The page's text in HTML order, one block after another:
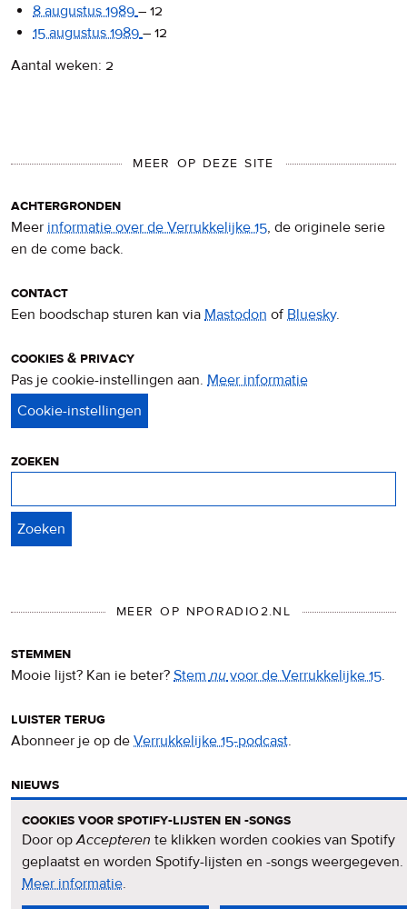
8 augustus 1989 – 12
15 augustus 1989 – 12
Aantal weken: 2
MEER OP DEZE SITE
achtergronden
Meer informatie over de Verrukkelijke 15, de originele serie
en de come back.
contact
Een boodschap sturen kan via Mastodon ofBluesky.
cookies & privacy
Pas je cookie-instellingen aan. Meer informatie
zoeken
MEER OP NPORADIO2.NL
stemmen
Mooie lijst? Kan ie beter? Stemnuvoor de Verrukkelijke 15.
luister terug
Abonneer je op de Verrukkelijke 15-podcast.
nieuws
nieuwsbrief
Meld je aan voor deVerrukkelijke 15-nieuwsbrief.
cookies voor spotify-lijsten en -songs
Door opAccepteren te klikken worden cookies van Spotify
geplaatst en worden Spotify-lijsten en -songs weergegeven.
Meer informatieover
privacy
.